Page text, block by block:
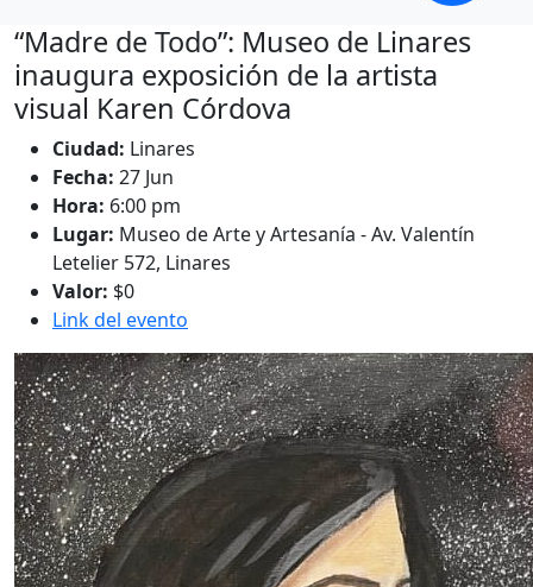
“Madre de Todo”: Museo de Linares
inaugura exposición de la artista
visual Karen Córdova
Ciudad: Linares
Fecha: 27 Jun
Hora: 6:00 pm
Lugar: Museo de Arte y Artesanía - Av. Valentín
Letelier 572, Linares
Valor: $0
Link del evento